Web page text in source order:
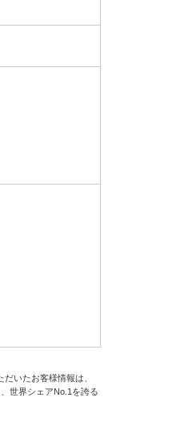
いたお客様情報は、
世界シェアNo.1を誇る